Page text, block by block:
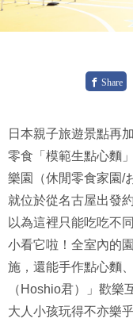
Share
日本親子旅遊景點再
零食「模範生點心麵
樂園（休閒零食家園/
就位於從名古屋出發
以為這裡只能吃吃不
小看它啦！全室內的
施，還能手作點心麵
（Hoshio君）」歡樂
大人小孩玩得不亦樂乎